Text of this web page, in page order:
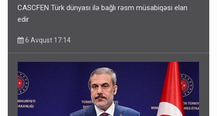
CASCFEN Türk dünyası ilə bağlı rəsm müsabiqəsi elan
edir
6 Avqust 17:14